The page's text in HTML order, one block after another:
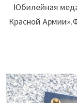
Юбилейная
Красной